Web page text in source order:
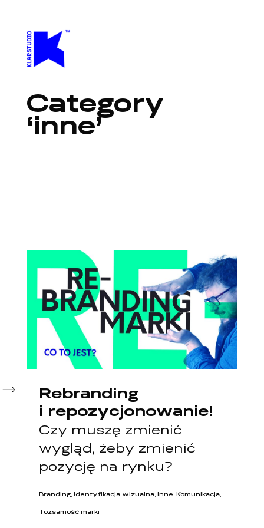
Category
inne
Rebranding
i repozycjonowanie!
Czy muszę zmienić
wygląd, żeby zmienić
pozycję na rynku?
Branding, Identyfikacja wizualna, Inne, Komunikacja,
Tożsamość marki